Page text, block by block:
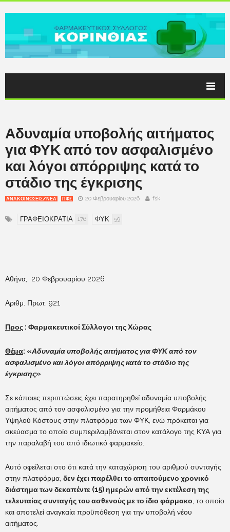
Αδυναμία υποβολής αιτήματος
για ΦΥΚ από τον ασφαλισμένο
και λόγοι απόρριψης κατά το
στάδιο της έγκρισης
ΑΝΑΚΟΙΝΩΣΕΙΣ/ΝΕΑ ΠΦΣ 20 Φεβρουαρίου 2026 fsk
ΓΡΑΦΕΙΟΚΡΑΤΙΑ 176 ΦΥΚ 59
Αθήνα, 20 Φεβρουαρίου 2026
Αριθμ. Πρωτ. 921
Προς : Φαρμακευτικοί Σύλλογοι της Χώρας
Θέμα: «Αδυναμία υποβολής αιτήματος για ΦΥΚ από τον
ασφαλισμένο και λόγοι απόρριψης κατά το στάδιο της
έγκρισης»
Σε κάποιες περιπτώσεις έχει παρατηρηθεί αδυναμία υποβολής
αιτήματος από τον ασφαλισμένο για την προμήθεια Φαρμάκου
Υψηλού Κόστους στην πλατφόρμα των ΦΥΚ, ενώ πρόκειται για
σκεύασμα το οποίο συμπεριλαμβάνεται στον κατάλογο της ΚΥΑ για
την παραλαβή του από ιδιωτικό φαρμακείο.
Αυτό οφείλεται στο ότι κατά την καταχώριση του αριθμού συνταγής
στην πλατφόρμα, δεν έχει παρέλθει το απαιτούμενο χρονικό
διάστημα των δεκαπέντε (15) ημερών από την εκτέλεση της
τελευταίας συνταγής του ασθενούς με το ίδιο φάρμακο , το οποίο
και αποτελεί αναγκαία προϋπόθεση για την υποβολή νέου
αιτήματος.